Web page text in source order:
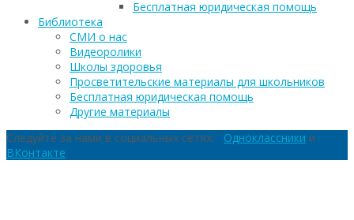
Бесплатная юридическая помощь
Библиотека
СМИ о нас
Видеоролики
Школы здоровья
Просветительские материалы для школьников
Бесплатная юридическая помощь
Другие материалы
Следуйте за нами в социальных сетях: Одноклассники и
ВКонтакте